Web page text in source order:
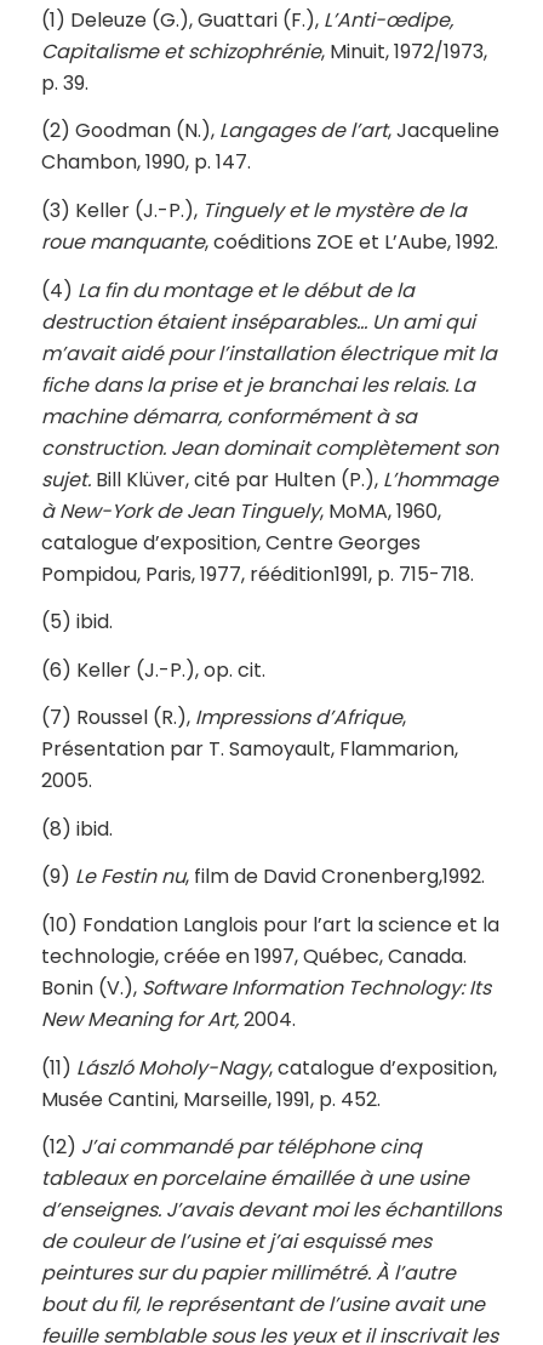
(1) Deleuze (G.), Guattari (F.), L’Anti-œdipe,
Capitalisme et schizophrénie, Minuit, 1972/1973,
p. 39.
(2) Goodman (N.), Langages de l’art, Jacqueline
Chambon, 1990, p. 147.
(3) Keller (J.-P.), Tinguely et le mystère de la
roue manquante, coéditions ZOE et L’Aube, 1992.
(4) La fin du montage et le début de la
destruction étaient inséparables… Un ami qui
m’avait aidé pour l’installation électrique mit la
fiche dans la prise et je branchai les relais. La
machine démarra, conformément à sa
construction. Jean dominait complètement son
sujet.Bill Klüver, cité par Hulten (P.), L’hommage
à New-York de Jean Tinguely, MoMA, 1960,
catalogue d’exposition, Centre Georges
Pompidou, Paris, 1977, réédition1991, p. 715-718.
(5) ibid.
(6) Keller (J.-P.), op. cit.
(7) Roussel (R.), Impressions d’Afrique,
Présentation par T. Samoyault, Flammarion,
2005.
(8) ibid.
(9) Le Festin nu, film de David Cronenberg,1992.
(10) Fondation Langlois pour l’art la science et la
technologie, créée en 1997, Québec, Canada.
Bonin (V.), Software Information Technology: Its
New Meaning for Art,2004.
(11) László Moholy-Nagy, catalogue d’exposition,
Musée Cantini, Marseille, 1991, p. 452.
(12) J’ai commandé par téléphone cinq
tableaux en porcelaine émaillée à une usine
d’enseignes. J’avais devant moi les échantillons
de couleur de l’usine et j’ai esquissé mes
peintures sur du papier millimétré.À l’autre
bout du fil, le représentant de l’usine avait une
feuille semblable sous les yeux et il inscrivait les